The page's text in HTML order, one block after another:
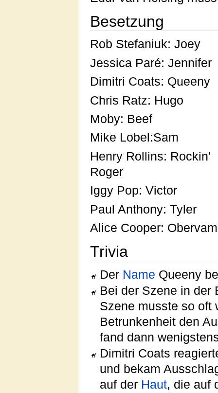
Besetzung
Rob Stefaniuk: Joey
Jessica Paré: Jennifer
Dimitri Coats: Queeny
Chris Ratz: Hugo
Moby: Beef
Mike Lobel:Sam
Henry Rollins: Rockin'
Roger
Iggy Pop: Victor
Paul Anthony: Tyler
Alice Cooper:
Trivia
Der Name Queeny
Bei der Szene in der
Szene musste so oft
Betrunkenheit den
fand dann
Dimitri Coats
und bekam
auf der Haut, die auf